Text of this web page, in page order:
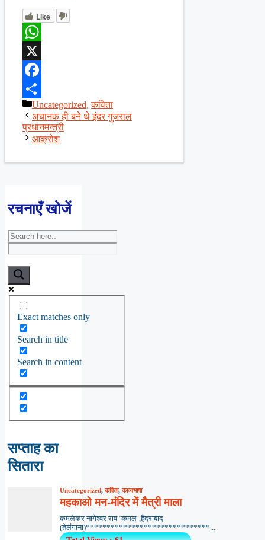
Like
WhatsApp
X
Facebook
Share
Categories
Uncategorized,कविता
अचानक ही बने थे इंदर गुजराल
प्रधानमन्त्री
आक्रोश
रचनाएँ खोजें
Exact matches only
Search in title
Search in content
सप्ताह का
सितारा